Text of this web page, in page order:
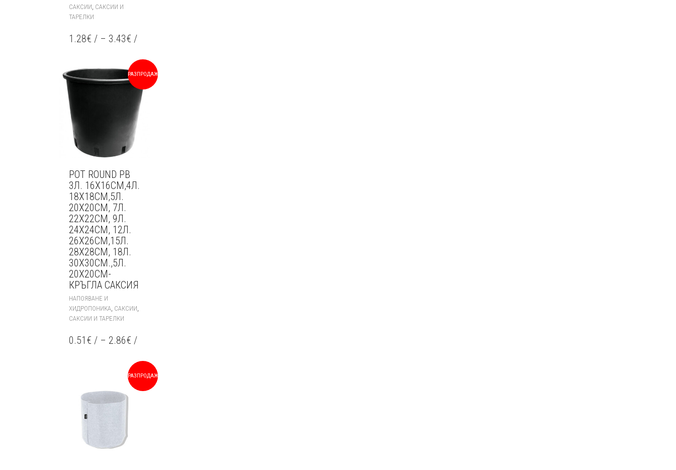
САКСИИ САКСИИ И
ТАРЕЛКИ
OPTIONS
MAY
CHOSEN
ON
1.28€ / – 3.43€ /
РАЗПРОДАЖБА!
POT ROUND PB
3Л. 16Х16СМ,4Л.
18Х18СМ,5Л.
20Х20СМ, 7Л.
22Х22СМ, 9Л.
24Х24СМ, 12Л.
26Х26СМ,15Л.
28Х28СМ, 18Л.
30Х30СМ.,5Л.
20Х20СМ-
КРЪГЛА САКСИЯ
НАПОЯВАНЕ И
ХИДРОПОНИКА, САКСИИ,
САКСИИ И ТАРЕЛКИ
MAY
BE
CHOSEN
0.51 € / – 2.86€ /
РАЗПРОДАЖБА!